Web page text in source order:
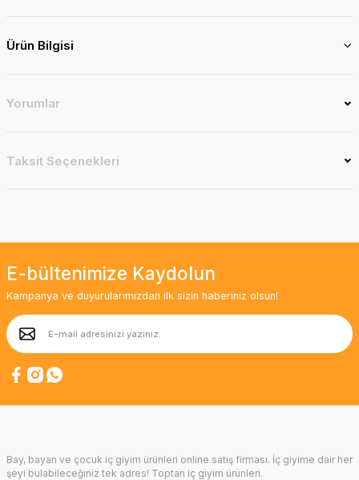
Ürün Bilgisi
Yorumlar
Taksit Seçenekleri
E-bültenimize Kaydolun
Kampanya ve duyurularımızdan ilk sizin haberiniz olsun!
Bay, bayan ve çocuk iç giyim ürünleri online satış firması. İç giyime dair her
şeyi bulabileceğiniz tek adres! Toptan iç giyim ürünleri.